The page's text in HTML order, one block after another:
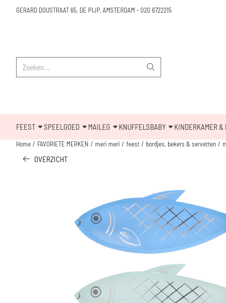
GERARD DOUSTRAAT 65, DE PIJP, AMSTERDAM - 020 6722215
FEEST SPEELGOED MAILEG KNUFFELSBABY KINDERKAMER &
Home / FAVORIETE MERKEN / meri meri / feest / bordjes, bekers & servetten /
OVERZICHT